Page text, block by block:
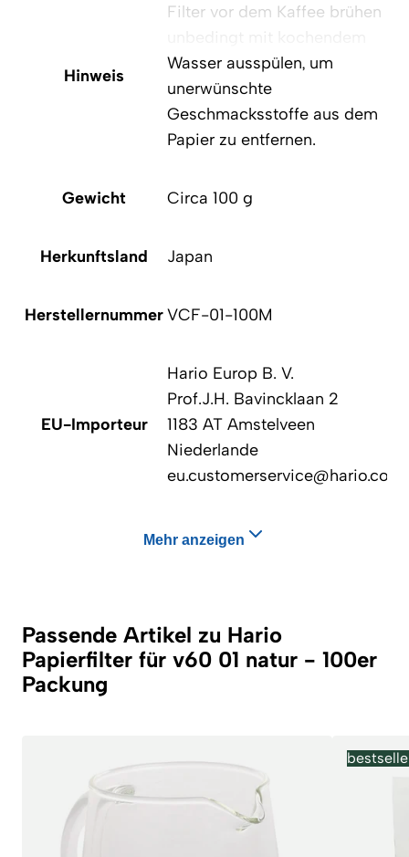
Hinweis
Filter vor dem Kaffee brühen
Wasser ausspülen, um
unerwünschte
Geschmacksstoffe aus dem
Papier zu entfernen.
Gewicht Circa 100 g
Herkunftsland Japan
HerstellernummerVCF-01-100M
EU-Importeur
Hario Europ B. V.
Prof.J.H. Bavincklaan 2
1183 AT Amstelveen
Niederlande
eu.customerservice@hario.com
Mehr anzeigen
Passende Artikel zu Hario
Papierfilter für v60 01 natur - 100er
Packung